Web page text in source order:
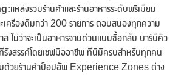
แหล่งรวมร้านค้าและร้านอาหารระดับพรีเมียม
เครื่องดื่มกว่า 200 รายการ ตอบสนองทุกความ
ส ไม่ว่าจะเป็นอาหารจานด่วนแบบซื้อกลับ บาร์บีคิว
รังสรรค์โดยเชฟมืออาชีพ ที่นี่มีครบสำหรับทุกคน
บด้วยร้านค้าป็อปอัพ Experience Zones ต่าง